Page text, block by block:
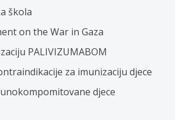
škola
on the War in Gaza
PALIVIZUMABOM
za imunizaciju djece
djece